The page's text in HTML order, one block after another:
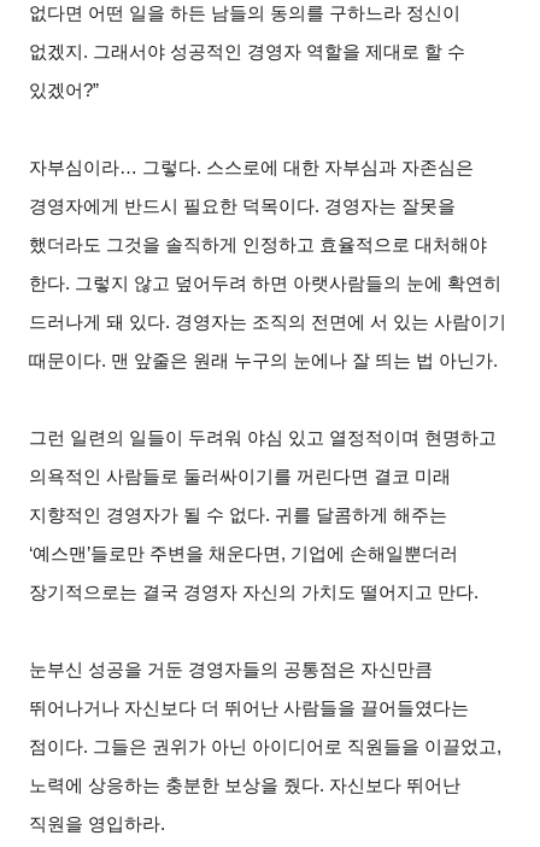
없다면 어떤 일을 하든 남들의 동의를 구하느라 정신이
없겠지. 그래서야 성공적인 경영자 역할을 제대로 할 수
있겠어?”
자부심이라… 그렇다. 스스로에 대한 자부심과 자존심은
경영자에게 반드시 필요한 덕목이다. 경영자는 잘못을
했더라도 그것을 솔직하게 인정하고 효율적으로 대처해야
한다. 그렇지 않고 덮어두려 하면 아랫사람들의 눈에 확연히
드러나게 돼 있다. 경영자는 조직의 전면에 서 있는 사람이기
때문이다. 맨 앞줄은 원래 누구의 눈에나 잘 띄는 법 아닌가.
그런 일련의 일들이 두려워 야심 있고 열정적이며 현명하고
의욕적인 사람들로 둘러싸이기를 꺼린다면 결코 미래
지향적인 경영자가 될 수 없다. 귀를 달콤하게 해주는
‘예스맨’들로만 주변을 채운다면, 기업에 손해일뿐더러
장기적으로는 결국 경영자 자신의 가치도 떨어지고 만다.
눈부신 성공을 거둔 경영자들의 공통점은 자신만큼
뛰어나거나 자신보다 더 뛰어난 사람들을 끌어들였다는
점이다. 그들은 권위가 아닌 아이디어로 직원들을 이끌었고,
노력에 상응하는 충분한 보상을 줬다. 자신보다 뛰어난
직원을 영입하라.